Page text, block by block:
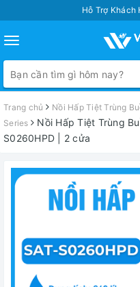
Hỗ Trợ Khách
Toggle
navigation
Trang chủ
Nồi Hấp Tiệt Trùng
Series
Nồi Hấp Tiệt Trùng
S0260HPD | 2 cửa